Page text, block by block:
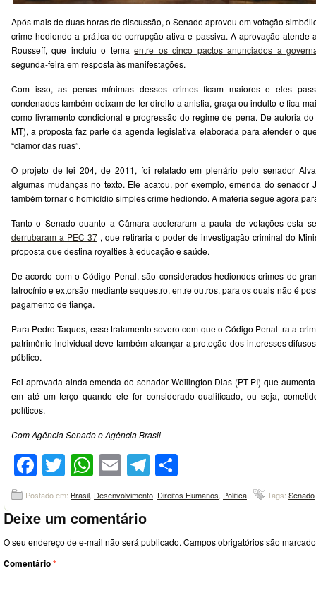
Após mais de duas horas de discussão, o Senado aprovou em votação
crime hediondo a prática de corrupção ativa e passiva. A aprovação atende
Rousseff, que incluiu o temaentre os cinco pactos anunciados a
segunda-feira em resposta às manifestações.
Com isso, as penas mínimas desses crimes ficam maiores e eles
condenados também deixam de ter direito a anistia, graça ou indulto e fica
como livramento condicional e progressão do regime de pena. De autoria do
MT), a proposta faz parte da agenda legislativa elaborada para atender o
“clamor das ruas”.
O projeto de lei 204, de 2011, foi relatado em plenário pelo senador
algumas mudanças no texto. Ele acatou, por exemplo, emenda do senador
também tornar o homicídio simples crime hediondo. A matéria segue agora
Tanto o Senado quanto a Câmara aceleraram a pauta de votações esta
derrubaram a PEC 37 , que retiraria o poder de investigação criminal do
proposta que destina royalties à educação e saúde.
De acordo com o Código Penal, são considerados hediondos crimes de
latrocínio e extorsão mediante sequestro, entre outros, para os quais não é
pagamento de fiança.
Para Pedro Taques, esse tratamento severo com que o Código Penal trata
patrimônio individual deve também alcançar a proteção dos interesses
público.
Foi aprovada ainda emenda do senador Wellington Dias (PT-PI) que
em até um terço quando ele for considerado qualificado, ou seja,
políticos.
Com Agência Senado e Agência Brasil
Facebook
Twitter
WhatsApp
EmailTelegram
Postado em: Brasil Desenvolvimento Direitos Humanos Politica Tags: Senado
Deixe um comentário
O seu endereço de e-mail não será publicado. Campos obrigatórios são
Comentário*